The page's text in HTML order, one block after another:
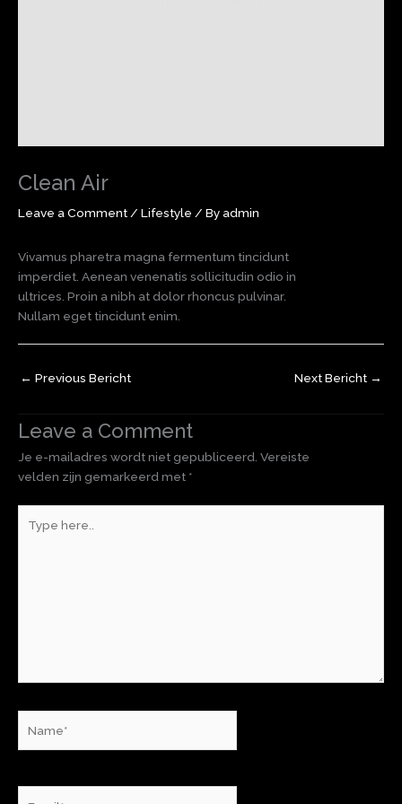
Clean Air
Leave a Comment/ Lifestyle / Byadmin
Vivamus pharetra magna fermentum tincidunt
imperdiet. Aenean venenatis sollicitudin odio in
ultrices. Proin a nibh at dolor rhoncus pulvinar.
Nullam eget tincidunt enim.
← Previous Bericht Next Bericht →
Leave a Comment
Je e-mailadres wordt niet gepubliceerd. Vereiste
velden zijn gemarkeerd met *
here..